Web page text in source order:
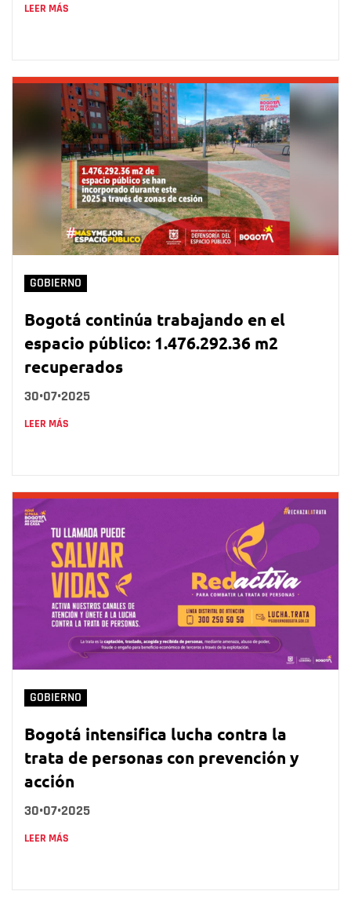
LEER MÁS
GOBIERNO
Bogotá continúa trabajando en el
espacio público: 1.476.292.36 m2
recuperados
30•07•2025
LEER MÁS
GOBIERNO
Bogotá intensifica lucha contra la
trata de personas con prevención y
acción
30•07•2025
LEER MÁS